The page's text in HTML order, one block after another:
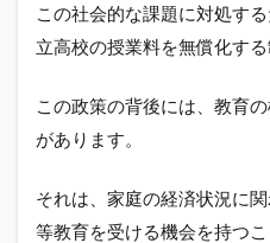
東京
都の
件と
その
2
私立高
この社会的な課題に対処す
立高校の授業料を無償化する
この政策の背後には、教育
があります。
それは、家庭の経済状況に
等教育を受ける機会を持つ